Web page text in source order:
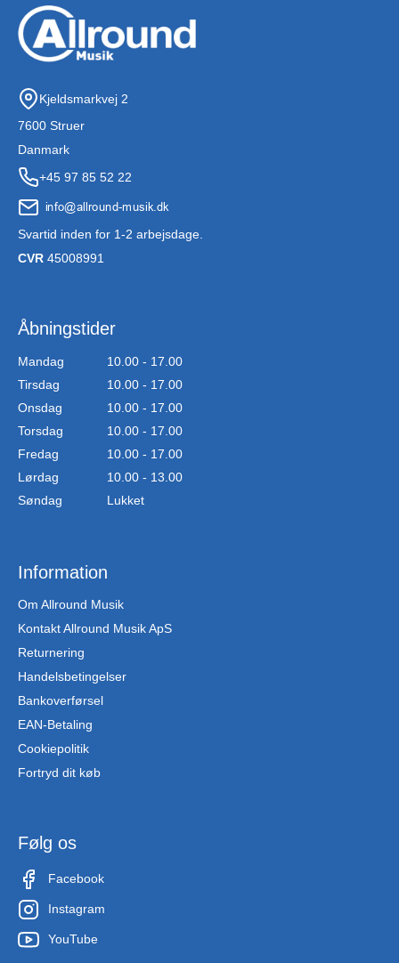
Kjeldsmarkvej 2
7600 Struer
Danmark
+45 97 85 52 22
Svartid inden for 1-2 arbejsdage.
CVR 45008991
Åbningstider
Mandag
10.00 - 17.00
Tirsdag
10.00 - 17.00
Onsdag
10.00 - 17.00
Torsdag
10.00 - 17.00
Fredag
10.00 - 17.00
Lørdag
10.00 - 13.00
Søndag
Lukket
Information
Om Allround Musik
Kontakt Allround Musik ApS
Returnering
Handelsbetingelser
Bankoverførsel
EAN-Betaling
Cookiepolitik
Fortryd dit køb
Følg os
Facebook
Instagram
YouTube